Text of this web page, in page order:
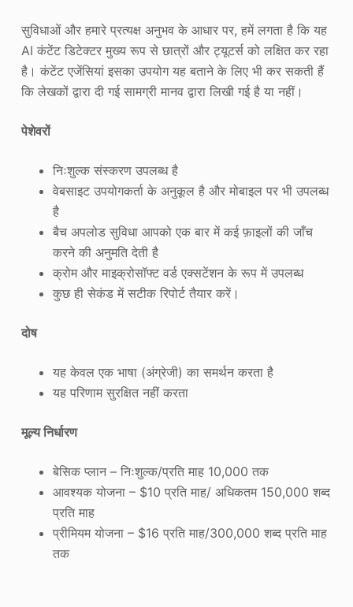
सुविधाओं और हमारे प्रत्यक्ष अनुभव के आधार पर, हमें लगता है कि यह
AI कंटेंट डिटेक्टर मुख्य रूप से छात्रों और ट्यूटर्स को लक्षित कर रहा
है। कंटेंट एजेंसियां इसका उपयोग यह बताने के लिए भी कर सकती हैं
कि लेखकों द्वारा दी गई सामग्री मानव द्वारा लिखी गई है या नहीं।
पेशेवरों
निःशुल्क संस्करण उपलब्ध है
वेबसाइट उपयोगकर्ता के अनुकूल है और मोबाइल पर भी उपलब्ध
है
बैच अपलोड सुविधा आपको एक बार में कई फ़ाइलों की जाँच
करने की अनुमति देती है
क्रोम और माइक्रोसॉफ्ट वर्ड एक्सटेंशन के रूप में उपलब्ध
कुछ ही सेकंड में सटीक रिपोर्ट तैयार करें।
दोष
यह केवल एक भाषा (अंग्रेजी) का समर्थन करता है
यह परिणाम सुरक्षित नहीं करता
मूल्य निर्धारण
बेसिक प्लान – निःशुल्क/प्रति माह 10,000 तक
आवश्यक योजना – $10 प्रति माह/ अधिकतम 150,000 शब्द
प्रति माह
प्रीमियम योजना – $16 प्रति माह/300,000 शब्द प्रति माह
तक